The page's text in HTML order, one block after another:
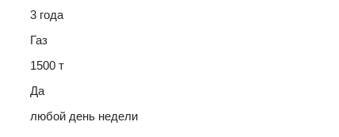
3 года
Газ
1500 т
Да
любой день недели